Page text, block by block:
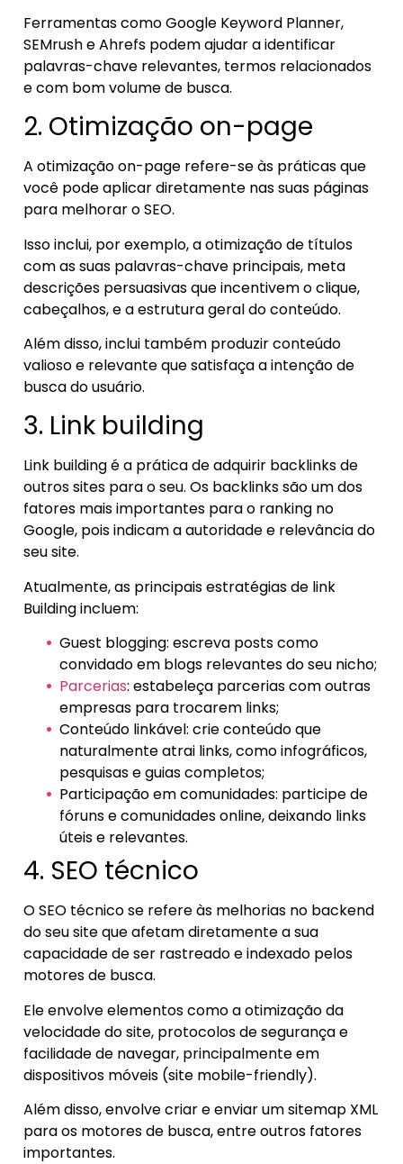
Ferramentas como Google Keyword Planner,
SEMrush e Ahrefs podem ajudar a identificar
palavras-chave relevantes, termos relacionados
e com bom volume de busca.
2. Otimização on-page
A otimização on-page refere-se às práticas que
você pode aplicar diretamente nas suas páginas
para melhorar o SEO.
Isso inclui, por exemplo, a otimização de títulos
com as suas palavras-chave principais, meta
descrições persuasivas que incentivem o clique,
cabeçalhos, e a estrutura geral do conteúdo.
Além disso, inclui também produzir conteúdo
valioso e relevante que satisfaça a intenção de
busca do usuário.
3. Link building
Link building é a prática de adquirir backlinks de
outros sites para o seu. Os backlinks são um dos
fatores mais importantes para o ranking no
Google, pois indicam a autoridade e relevância do
seu site.
Atualmente, as principais estratégias de link
Building incluem:
Guest blogging: escreva posts como
convidado em blogs relevantes do seu nicho;
Parcerias: estabeleça parcerias com outras
empresas para trocarem links;
Conteúdo linkável: crie conteúdo que
naturalmente atrai links, como infográficos,
pesquisas e guias completos;
Participação em comunidades: participe de
fóruns e comunidades online, deixando links
úteis e relevantes.
4. SEO técnico
O SEO técnico se refere às melhorias no backend
do seu site que afetam diretamente a sua
capacidade de ser rastreado e indexado pelos
motores de busca.
Ele envolve elementos como a otimização da
velocidade do site, protocolos de segurança e
facilidade de navegar, principalmente em
dispositivos móveis (site mobile-friendly).
Além disso, envolve criar e enviar um sitemap XML
para os motores de busca, entre outros fatores
importantes.